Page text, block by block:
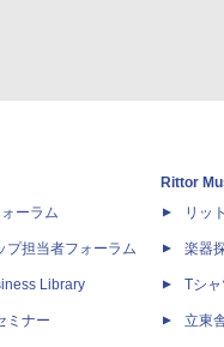
ーラム
プ担当者フォーラム
Library
ミナー
Rittor
リッ
楽器
Tシ
立東